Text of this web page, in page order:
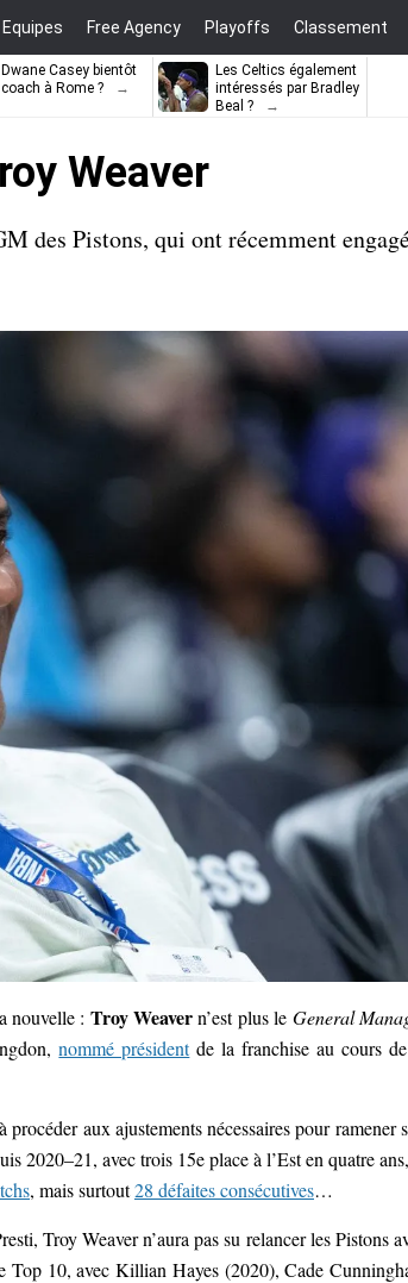
Equipes Free Agency Playoffs Classement
Dwane Casey bientôt
coach à Rome ?
Les Celtics également
intéressés par Bradley
Beal ?
Weaver
des Pistons, qui ont récemment
nouvelle : Troy Weavern’est plus le General
nommé présidentde la franchise au cours
procéder aux ajustements nécessaires pour ramener
2020–21, avec trois 15e place à l’Est en quatre
, mais surtout28 défaites consécutives…
Troy Weaver n’aura pas su relancer les Pistons
Top 10, avec Killian Hayes (2020), Cade